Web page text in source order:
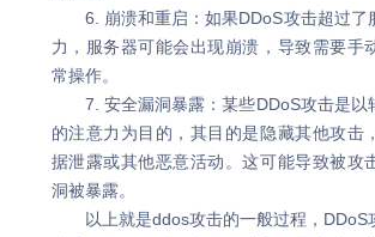
6. 崩溃和重启：如果DDoS攻击超过了
力，服务器可能会出现崩溃，导致需要手
常操作。
7. 安全漏洞暴露：某些DDoS攻击是以
的注意力为目的，其目的是隐藏其他攻击
据泄露或其他恶意活动。这可能导致被攻
洞被暴露。
以上就是ddos攻击的一般过程，DDoS